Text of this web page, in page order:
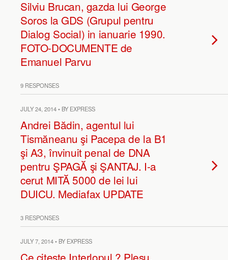
Silviu Brucan, gazda lui George
Soros la GDS (Grupul pentru
Dialog Social) in ianuarie 1990.
FOTO-DOCUMENTE de
Emanuel Parvu
9 RESPONSES
JULY 24, 2014 • BY EXPRESS
Andrei Bădin, agentul lui
Tismăneanu şi Pacepa de la B1
şi A3, învinuit penal de DNA
pentru ŞPAGĂ şi ŞANTAJ. I-a
cerut MITĂ 5000 de lei lui
DUICU. Mediafax UPDATE
3 RESPONSES
JULY 7, 2014 • BY EXPRESS
Ce citeşte Interlopul ? Pleşu,